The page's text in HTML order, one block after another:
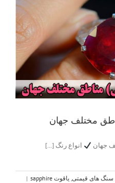
مختلف جهان
جهان انواع رنگ [...]
سنگ های قیمتی, یاقوت sapphire
|